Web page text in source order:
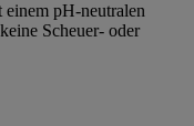
pH-neutralen
Scheuer- oder